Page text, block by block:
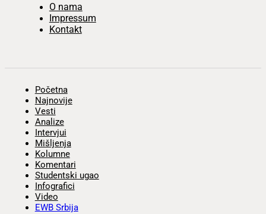
O nama
Impressum
Kontakt
Početna
Najnovije
Vesti
Analize
Intervjui
Mišljenja
Kolumne
Komentari
Studentski ugao
Infografici
Video
EWB Srbija